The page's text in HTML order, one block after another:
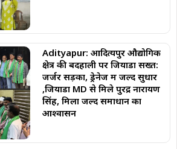
Adityapur: आदित्यपुर औद्योगिक
क्षेत्र की बदहाली पर जियाडा सख्त:
जर्जर सड़कों, ड्रेनेज में जल्द सुधार
,जियाडा MD से मिले पुरेंद्र नारायण
सिंह, मिला जल्द समाधान का
आश्वासन